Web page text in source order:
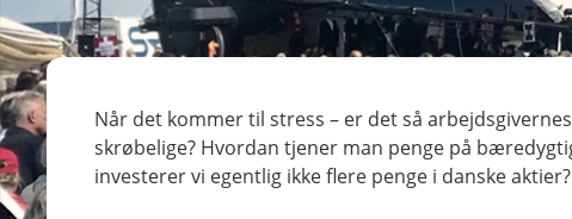
Når det kommer til stress – er det så
skrøbelige? Hvordan tjener man penge på
investerer vi egentlig ikke flere penge i danske aktier?